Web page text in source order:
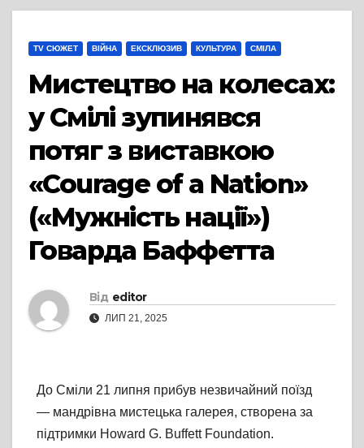
TV СЮЖЕТ ВІЙНА ЕКСКЛЮЗИВ КУЛЬТУРА СМІЛА
Мистецтво на колесах:
у Смілі зупинявся
потяг з виставкою
«Courage of a Nation»
(«Мужність нації»)
Говарда Баффетта
Від editor
ЛИП 21, 2025
До Сміли 21 липня прибув незвичайний поїзд
— мандрівна мистецька галерея, створена за
підтримки Howard G. Buffett Foundation.